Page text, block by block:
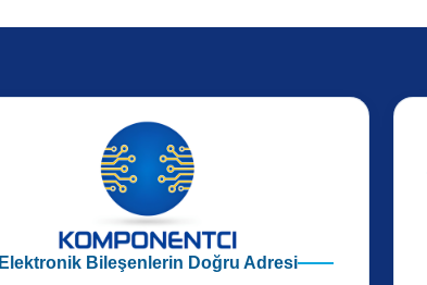
Elektronik Bileşenlerin Doğru Adresi